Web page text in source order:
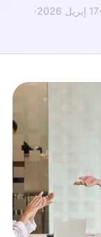
·17 إبريل 2026
·